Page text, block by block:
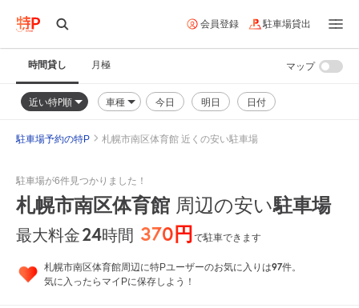
会員登録 駐車場貸出
時間貸し 月極
近い特P順 車種 今日 明日 日付
マップ
駐車場予約の特P 札幌市南区体育館 近くの安い駐車場
駐車場が6件見つかりました！
札幌市南区体育館 周辺の安い駐車場
最大料金24時間 370円で駐車できます
札幌市南区体育館周辺に特Pユーザーのお気に入りは97件。
気に入ったらマイPに保存しよう！